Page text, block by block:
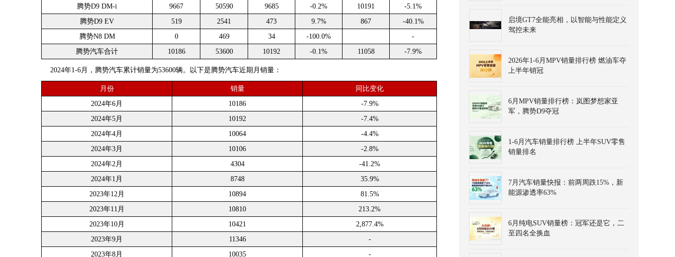
腾势D9 DM-i
9667 50590 9685 -0.2% 10191
-5.1%
腾势D9 EV
519 2541 473 9.7% 867
-40.1%
腾势N8 DM
0 469 34 -100.0%
-
腾势汽车合计
10186 53600 10192 -0.1% 11058 -7.9%
2024年1-6月，腾势汽车累计销量为53600辆。以下是腾势汽车近期月销量：
月份 销量
同比变化
2024年6月
10186
-7.9%
2024年5月
10192
-7.4%
2024年4月
10064
-4.4%
2024年3月
10106
-2.8%
2024年2月
4304
-41.2%
2024年1月
8748
35.9%
2023年12月
10894
81.5%
2023年11月
10810
213.2%
2023年10月
10421
2,877.4%
2023年9月
11346
-
2023年8月
10035 -
启境GT7全能亮相，以智能与性能定义
驾控未来
2026年1-6月MPV销量排行榜 燃油车夺
上半年销冠
6月MPV销量排行榜：岚图梦想家亚
军，腾势D9夺冠
1-6月汽车销量排行榜 上半年SUV零售
销量排名
7月汽车销量快报：前两周跌15%，新
能源渗透率63%
6月纯电SUV销量榜：冠军还是它，二
至四名全换血